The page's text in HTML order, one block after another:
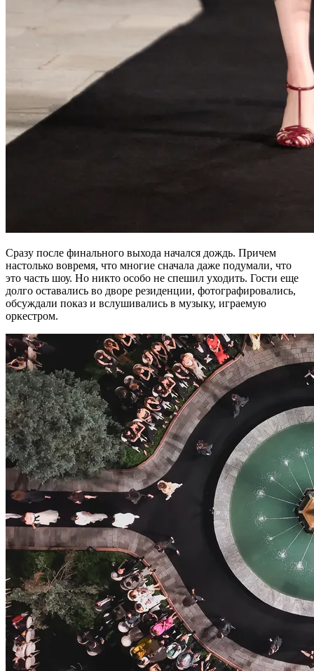
Сразу после финального выхода начался дождь. Причем
настолько вовремя, что многие сначала даже подумали, что
это часть шоу. Но никто особо не спешил уходить. Гости еще
долго оставались во дворе резиденции, фотографировались,
обсуждали показ и вслушивались в музыку, играемую
оркестром.